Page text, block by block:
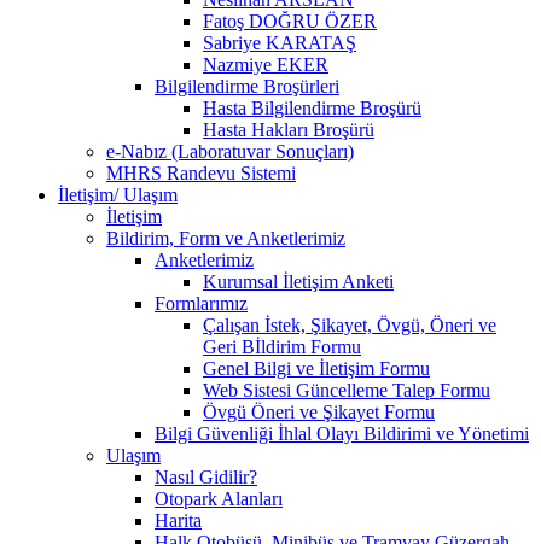
Fatoş DOĞRU ÖZER
Sabriye KARATAŞ
Nazmiye EKER
Bilgilendirme Broşürleri
Hasta Bilgilendirme Broşürü
Hasta Hakları Broşürü
e-Nabız (Laboratuvar Sonuçları)
MHRS Randevu Sistemi
İletişim/ Ulaşım
İletişim
Bildirim, Form ve Anketlerimiz
Anketlerimiz
Kurumsal İletişim Anketi
Formlarımız
Çalışan İstek, Şikayet, Övgü, Öneri ve
Geri Bİldirim Formu
Genel Bilgi ve İletişim Formu
Web Sistesi Güncelleme Talep Formu
Övgü Öneri ve Şikayet Formu
Bilgi Güvenliği İhlal Olayı Bildirimi ve Yönetimi
Ulaşım
Nasıl Gidilir?
Otopark Alanları
Harita